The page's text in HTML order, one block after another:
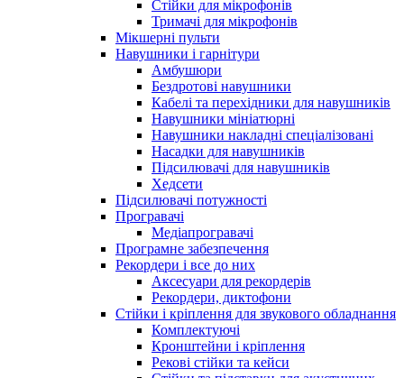
Стійки для мікрофонів
Тримачі для мікрофонів
Мікшерні пульти
Навушники і гарнітури
Амбушюри
Бездротові навушники
Кабелі та перехідники для навушників
Навушники мініатюрні
Навушники накладні спеціалізовані
Насадки для навушників
Підсилювачі для навушників
Хедсети
Підсилювачі потужності
Програвачі
Медіапрогравачі
Програмне забезпечення
Рекордери і все до них
Аксесуари для рекордерів
Рекордери, диктофони
Стійки і кріплення для звукового обладнання
Комплектуючі
Кронштейни і кріплення
Рекові стійки та кейси